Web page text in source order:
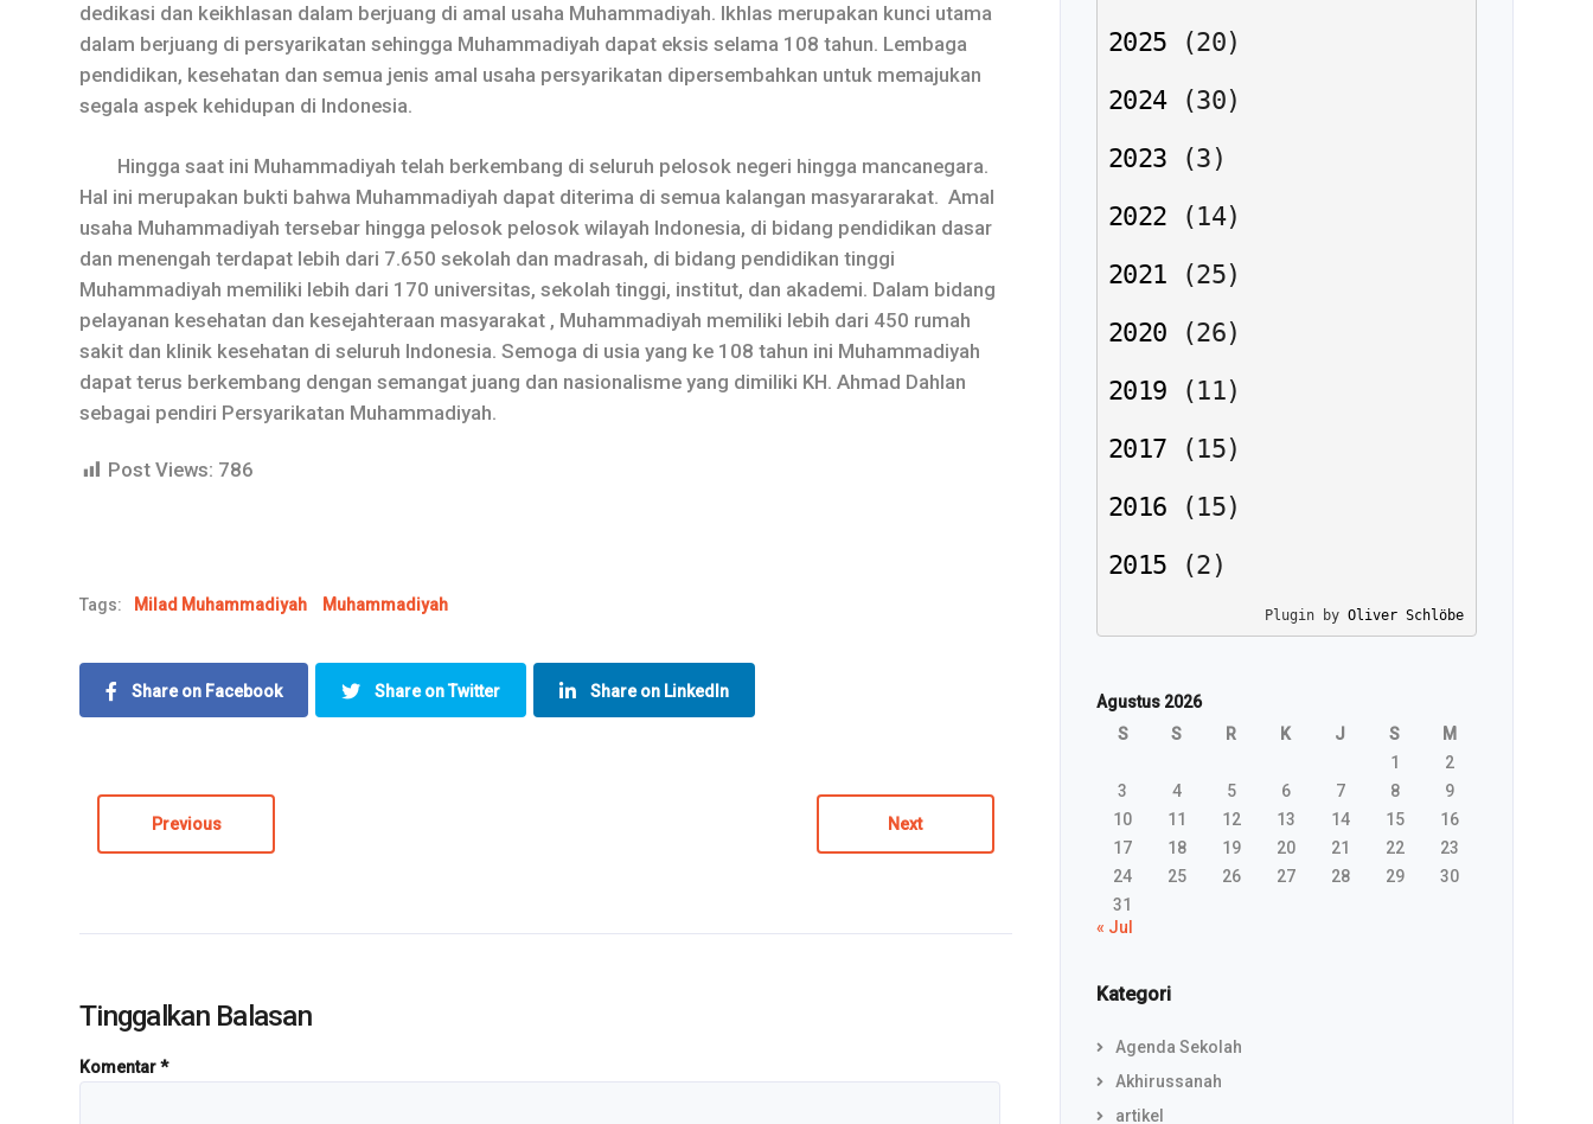
dedikasi dan keikhlasan dalam berjuang di amal usaha Muhammadiyah. Ikhlas merupakan kunci utama
dalam berjuang di persyarikatan sehingga Muhammadiyah dapat eksis selama 108 tahun. Lembaga
pendidikan, kesehatan dan semua jenis amal usaha persyarikatan dipersembahkan untuk memajukan
segala aspek kehidupan di Indonesia.
Hingga saat ini Muhammadiyah telah berkembang di seluruh pelosok negeri hingga mancanegara.
Hal ini merupakan bukti bahwa Muhammadiyah dapat diterima di semua kalangan masyararakat. Amal
usaha Muhammadiyah tersebar hingga pelosok pelosok wilayah Indonesia, di bidang pendidikan dasar
dan menengah terdapat lebih dari 7.650 sekolah dan madrasah, di bidang pendidikan tinggi
Muhammadiyah memiliki lebih dari 170 universitas, sekolah tinggi, institut, dan akademi. Dalam bidang
pelayanan kesehatan dan kesejahteraan masyarakat , Muhammadiyah memiliki lebih dari 450 rumah
sakit dan klinik kesehatan di seluruh Indonesia. Semoga di usia yang ke 108 tahun ini Muhammadiyah
dapat terus berkembang dengan semangat juang dan nasionalisme yang dimiliki KH. Ahmad Dahlan
sebagai pendiri Persyarikatan Muhammadiyah.
Post Views: 786
Tags: Milad Muhammadiyah Muhammadiyah
Share on Facebook Share on Twitter Share on LinkedIn
Previous Next
Tinggalkan Balasan
Komentar*
2025
(20)
2024
(30)
2023
(3 )
2022
(14)
2021
(25)
2020
(26)
2019
(11)
2017
(15)
2016
(15)
2015
(2 )
Plugin by Oliver Schlöbe
Agustus 2026
S
S R K J S
M
1
2
3
4 5 6 7 8
9
10
11 12 13 14 15
16
17
18 19 20 21 22
23
24
25 26 27 28 29
30
31
« Jul
Kategori
Agenda Sekolah
Akhirussanah
artikel